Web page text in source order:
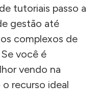
tutoriais passo a
gestão até
complexos de
você é
vendo na
recurso ideal